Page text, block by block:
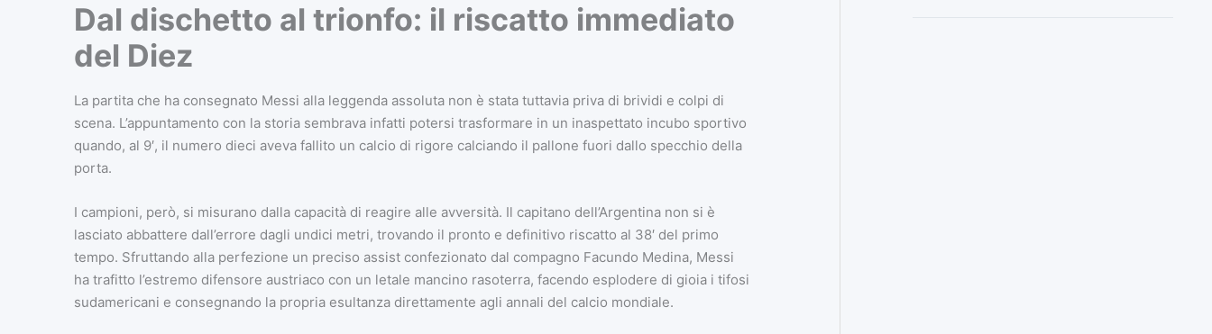
Dal dischetto al trionfo: il riscatto immediato
del Diez
La partita che ha consegnato Messi alla leggenda assoluta non è stata tuttavia priva di brividi e colpi di
scena. L’appuntamento con la storia sembrava infatti potersi trasformare in un inaspettato incubo sportivo
quando, al 9′, il numero dieci aveva fallito un calcio di rigore calciando il pallone fuori dallo specchio della
porta.
I campioni, però, si misurano dalla capacità di reagire alle avversità. Il capitano dell’Argentina non si è
lasciato abbattere dall’errore dagli undici metri, trovando il pronto e definitivo riscatto al 38′ del primo
tempo. Sfruttando alla perfezione un preciso assist confezionato dal compagno Facundo Medina, Messi
ha trafitto l’estremo difensore austriaco con un letale mancino rasoterra, facendo esplodere di gioia i tifosi
sudamericani e consegnando la propria esultanza direttamente agli annali del calcio mondiale.